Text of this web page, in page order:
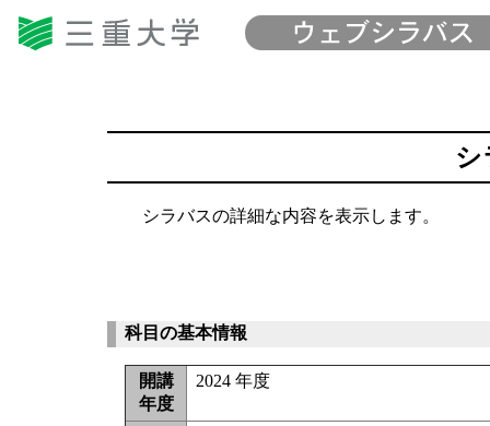
シ
シラバスの詳細な内容を表示します。
科目の基本情報
開講
年度
2024 年度